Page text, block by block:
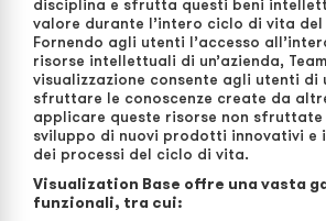
disciplina e sfrutta questi beni
valore durante l’intero ciclo di vita
Fornendo agli utenti l’accesso
risorse intellettuali di un’azienda,
visualizzazione consente agli utenti di
sfruttare le conoscenze create da
applicare queste risorse non
sviluppo di nuovi prodotti innovativi e
dei processi del ciclo di vita.
Visualization Base offre una vasta
funzionali, tra cui: